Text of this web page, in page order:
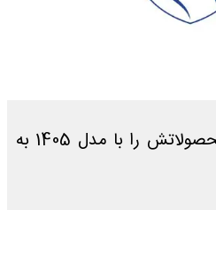
ایران خودرو برخی از محصولاتش را با مدل 1405 به